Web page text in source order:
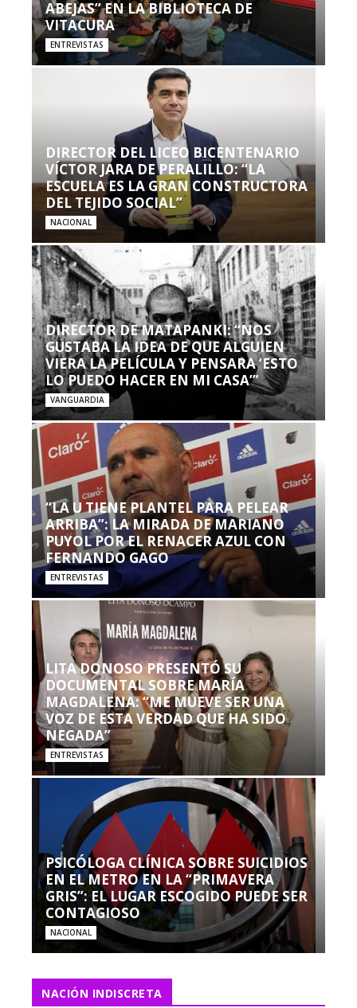
ABEJAS” EN LA BIBLIOTECA DE
VITACURA
ENTREVISTAS
DIRECTOR DEL LICEO BICENTENARIO
VÍCTOR JARA DE PERALILLO: “LA
ESCUELA ES LA GRAN CONSTRUCTORA
DEL TEJIDO SOCIAL”
NACIONAL
DIRECTOR DE MATAPANKI: “NOS
GUSTABA LA IDEA DE QUE ALGUIEN
VIERA LA PELÍCULA Y PENSARA ‘ESTO
LO PUEDO HACER EN MI CASA’”
VANGUARDIA
“LA U TIENE PLANTEL PARA PELEAR
ARRIBA”: LA MIRADA DE MARIANO
PUYOL POR EL RENACER AZUL CON
FERNANDO GAGO
ENTREVISTAS
LITA DONOSO PRESENTÓ SU
DOCUMENTAL SOBRE MARÍA
MAGDALENA: “ME MUEVE SER UNA
VOZ DE ESTA VERDAD QUE HA SIDO
NEGADA”
ENTREVISTAS
PSICÓLOGA CLÍNICA SOBRE SUICIDIOS
EN EL METRO EN LA “PRIMAVERA
GRIS”: EL LUGAR ESCOGIDO PUEDE SER
CONTAGIOSO
NACIONAL
NACIÓN INDISCRETA